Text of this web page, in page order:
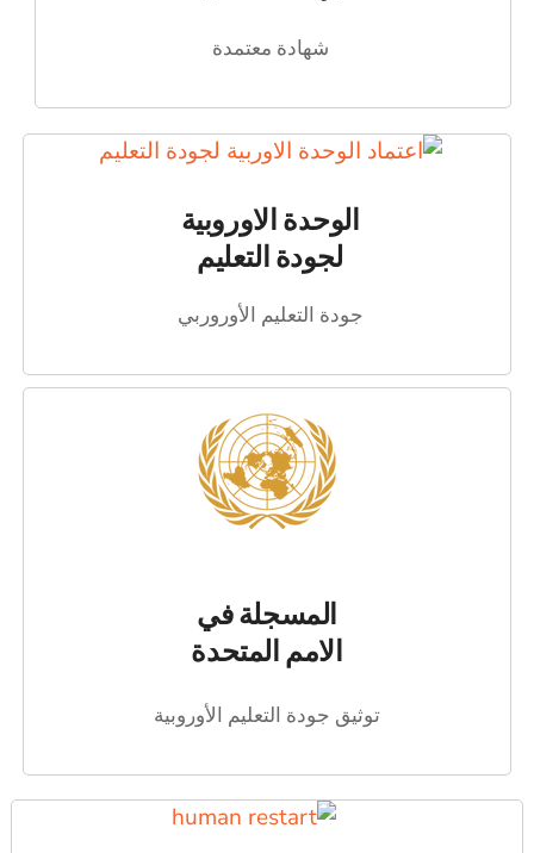
شهادة معتمدة
الوحدة الاوروبية
لجودة التعليم
جودة التعليم الأوروربي
المسجلة في
الامم المتحدة
توثيق جودة التعليم الأوروبية